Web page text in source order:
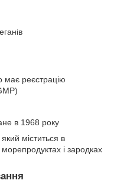
має реєстрацію
в 1968 року
міститься в
і зародках